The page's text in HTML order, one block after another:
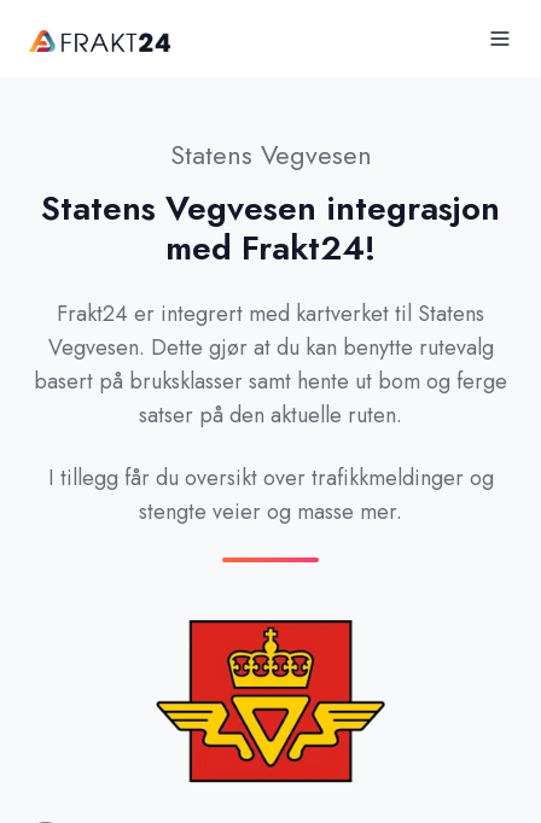
Statens Vegvesen
Statens Vegvesen integrasjon
med Frakt24!
Frakt24 er integrert med kartverket til Statens
Vegvesen. Dette gjør at du kan benytte rutevalg
basert på bruksklasser samt hente ut bom og ferge
satser på den aktuelle ruten.
I tillegg får du oversikt over trafikkmeldinger og
stengte veier og masse mer.